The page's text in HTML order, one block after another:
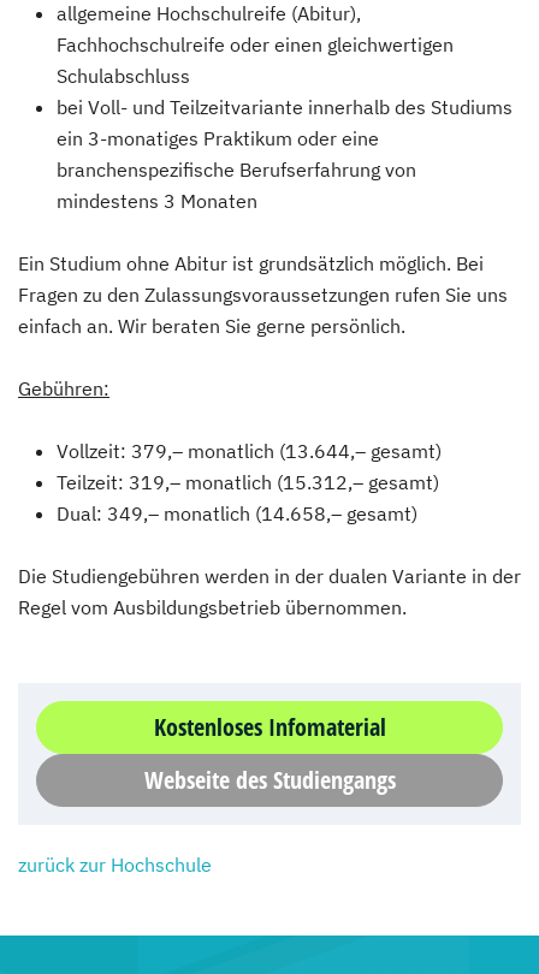
allgemeine Hochschulreife (Abitur),
Fachhochschulreife oder einen gleichwertigen
Schulabschluss
bei Voll- und Teilzeitvariante innerhalb des Studiums
ein 3-monatiges Praktikum oder eine
branchenspezifische Berufserfahrung von
mindestens 3 Monaten
Ein Studium ohne Abitur ist grundsätzlich möglich. Bei
Fragen zu den Zulassungsvoraussetzungen rufen Sie uns
einfach an. Wir beraten Sie gerne persönlich.
Gebühren:
Vollzeit: 379,– monatlich (13.644,– gesamt)
Teilzeit: 319,– monatlich (15.312,– gesamt)
Dual: 349,– monatlich (14.658,– gesamt)
Die Studiengebühren werden in der dualen Variante in der
Regel vom Ausbildungsbetrieb übernommen.
Kostenloses Infomaterial
Webseite des Studiengangs
zurück zur Hochschule